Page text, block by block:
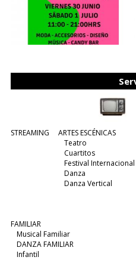
STREAMING
ARTES ESCÉNICAS
Teatro
Cuartitos
Festival
Danza
Danza Vertical
FAMILIAR
Musical Familiar
DANZA FAMILIAR
Infantil